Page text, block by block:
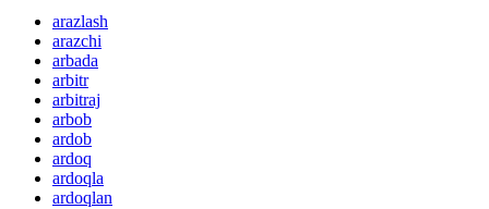
arazlash
arazchi
arbada
arbitr
arbitraj
arbob
ardob
ardoq
ardoqla
ardoqlan